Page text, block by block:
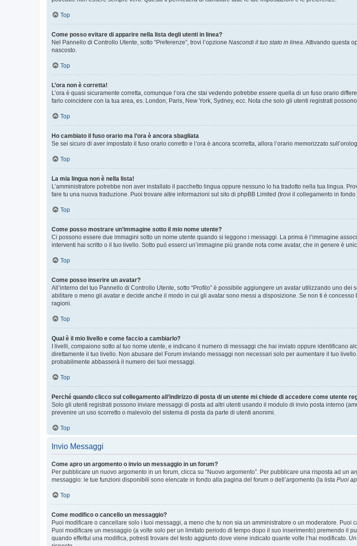
Top
Come posso evitare di apparire nella lista degli utenti in linea?
Nel Pannello di Controllo Utente, sotto “Preferenze”, trovi l’opzione Nascondi il tuo stato in linea. Attivando questa
nascosto.
Top
L’ora non è corretta!
L’ora è quasi sicuramente corretta, comunque l’ora che stai vedendo potrebbe essere quella di un fuso orario
farlo coincidere con la tua area, es. London, Paris, New York, Sydney, ecc. Nota che solo gli utenti registrati
Top
Ho cambiato il fuso orario ma l’ora è ancora sbagliata
Se sei sicuro di aver impostato il fuso orario corretto e l’ora è ancora scorretta, allora l’orario memorizzato
Top
La mia lingua non è nella lista!
L’amministratore potrebbe non aver installato il pacchetto lingua oppure nessuno lo ha tradotto nella tua lingua.
fare tu una nuova traduzione. Puoi trovare altre informazioni sul sito di phpBB Limited (trovi il collegamento in
Top
Come posso mostrare un’immagine sotto il mio nome utente?
Ci possono essere due immagini sotto un nome utente quando si leggono i messaggi. La prima è l’immagine
interventi hai scritto o il tuo livello. Sotto può esserci un’immagine più grande nota come avatar, che in genere è
Top
Come posso inserire un avatar?
All’interno del tuo Pannello di Controllo Utente, sotto “Profilo” è possibile aggiungere un avatar utilizzando uno
abilitare o meno gli avatar e decide anche il modo in cui gli avatar sono messi a disposizione. Se non ti è
ragioni.
Top
Qual è il mio livello e come faccio a cambiarlo?
I livelli, compaiono sotto al tuo nome utente, e indicano il numero di messaggi che hai inviato oppure identificano
direttamente il tuo livello. Non abusare del Forum inviando messaggi non necessari solo per aumentare il tuo
probabilmente abbasserà il numero dei tuoi messaggi.
Top
Perché quando clicco sul collegamento all’indirizzo di posta di un utente mi chiede di accedere come utente
Solo gli utenti registrati possono inviare messaggi di posta ad altri utenti usando il modulo di invio posta interno
prevenire un uso scorretto o malevolo del sistema di posta da parte di utenti anonimi.
Top
Invio Messaggi
Come apro un argomento o invio un messaggio in un forum?
Per pubblicare un nuovo argomento in un forum, clicca su “Nuovo argomento”. Per pubblicare una risposta ad un
messaggio: le tue funzioni disponibili sono elencate in fondo alla pagina del forum o dell’argomento (la lista Puoi
Top
Come modifico o cancello un messaggio?
Puoi modificare o cancellare solo i tuoi messaggi, a meno che tu non sia un amministratore o un moderatore.
Puoi modificare un messaggio (a volte solo per un limitato periodo di tempo dopo il suo inserimento) premendo il
quando effettui una modifica, potresti trovare del testo aggiunto dove viene indicato quante volte l’hai modificato.